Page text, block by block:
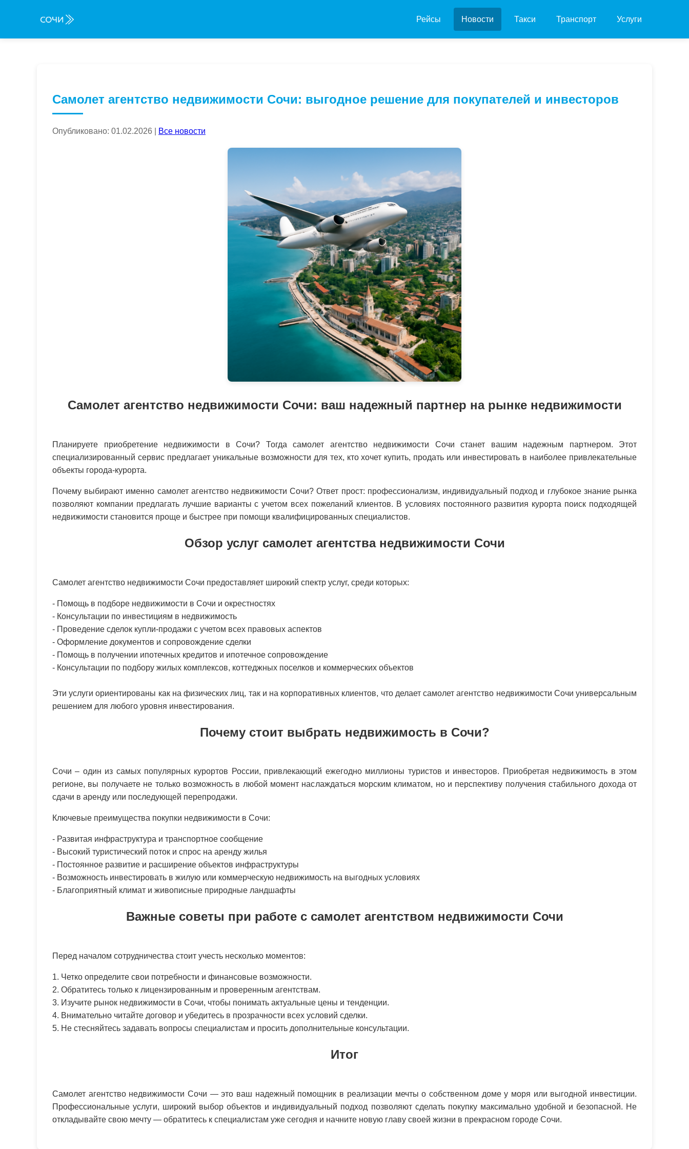
Рейсы Новости Такси Транспорт Услуги
Самолет агентство недвижимости Сочи: выгодное решение для покупателей и инвесторов
Опубликовано: 01.02.2026 | Все новости
Самолет агентство недвижимости Сочи: ваш надежный партнер на рынке недвижимости
Планируете приобретение недвижимости в Сочи? Тогда самолет агентство недвижимости Сочи станет вашим надежным партнером. Этот
специализированный сервис предлагает уникальные возможности для тех, кто хочет купить, продать или инвестировать в наиболее привлекательные
объекты города-курорта.
Почему выбирают именно самолет агентство недвижимости Сочи? Ответ прост: профессионализм, индивидуальный подход и глубокое знание рынка
позволяют компании предлагать лучшие варианты с учетом всех пожеланий клиентов. В условиях постоянного развития курорта поиск подходящей
недвижимости становится проще и быстрее при помощи квалифицированных специалистов.
Обзор услуг самолет агентства недвижимости Сочи
Самолет агентство недвижимости Сочи предоставляет широкий спектр услуг, среди которых:
- Помощь в подборе недвижимости в Сочи и окрестностях
- Консультации по инвестициям в недвижимость
- Проведение сделок купли-продажи с учетом всех правовых аспектов
- Оформление документов и сопровождение сделки
- Помощь в получении ипотечных кредитов и ипотечное сопровождение
- Консультации по подбору жилых комплексов, коттеджных поселков и коммерческих объектов
Эти услуги ориентированы как на физических лиц, так и на корпоративных клиентов, что делает самолет агентство недвижимости Сочи универсальным
решением для любого уровня инвестирования.
Почему стоит выбрать недвижимость в Сочи?
Сочи – один из самых популярных курортов России, привлекающий ежегодно миллионы туристов и инвесторов. Приобретая недвижимость в этом
регионе, вы получаете не только возможность в любой момент наслаждаться морским климатом, но и перспективу получения стабильного дохода от
сдачи в аренду или последующей перепродажи.
Ключевые преимущества покупки недвижимости в Сочи:
- Развитая инфраструктура и транспортное сообщение
- Высокий туристический поток и спрос на аренду жилья
- Постоянное развитие и расширение объектов инфраструктуры
- Возможность инвестировать в жилую или коммерческую недвижимость на выгодных условиях
- Благоприятный климат и живописные природные ландшафты
Важные советы при работе с самолет агентством недвижимости Сочи
Перед началом сотрудничества стоит учесть несколько моментов:
1. Четко определите свои потребности и финансовые возможности.
2. Обратитесь только к лицензированным и проверенным агентствам.
3. Изучите рынок недвижимости в Сочи, чтобы понимать актуальные цены и тенденции.
4. Внимательно читайте договор и убедитесь в прозрачности всех условий сделки.
5. Не стесняйтесь задавать вопросы специалистам и просить дополнительные консультации.
Итог
Самолет агентство недвижимости Сочи — это ваш надежный помощник в реализации мечты о собственном доме у моря или выгодной инвестиции.
Профессиональные услуги, широкий выбор объектов и индивидуальный подход позволяют сделать покупку максимально удобной и безопасной. Не
откладывайте свою мечту — обратитесь к специалистам уже сегодня и начните новую главу своей жизни в прекрасном городе Сочи.